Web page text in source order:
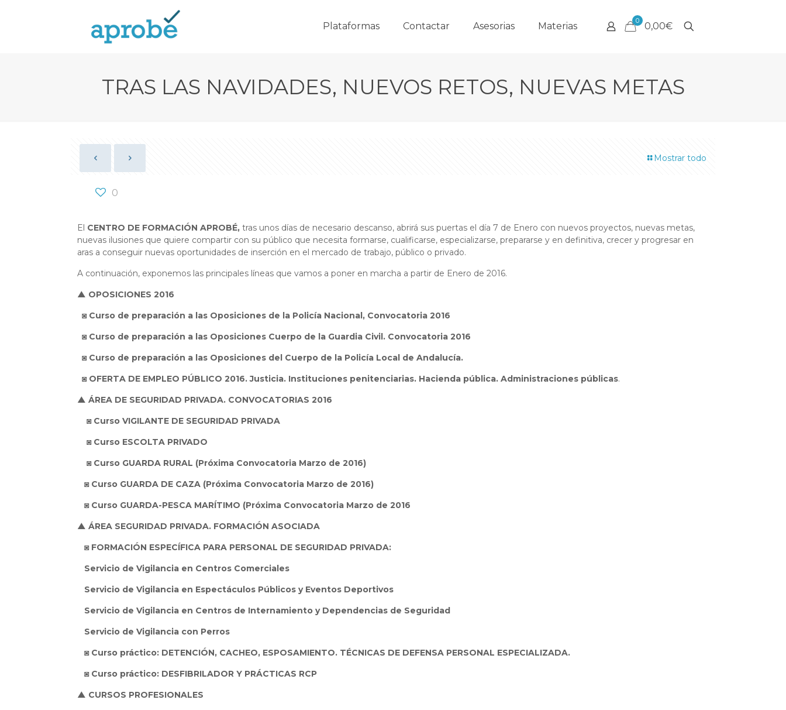
Plataformas Contactar Asesorias Materias 0 0,00€
TRAS LAS NAVIDADES, NUEVOS RETOS, NUEVAS METAS
Mostrar todo
0
El CENTRO DE FORMACIÓN APROBÉ,tras unos días de necesario descanso, abrirá sus puertas el día 7 de Enero con nuevos proyectos, nuevas metas,
nuevas ilusiones que quiere compartir con su público que necesita formarse, cualificarse, especializarse, prepararse y en definitiva, crecer y progresar en
aras a conseguir nuevas oportunidades de inserción en el mercado de trabajo, público o privado.
A continuación, exponemos las principales líneas que vamos a poner en marcha a partir de Enero de 2016.
▲ OPOSICIONES 2016
◙ Curso de preparación a las Oposiciones de la Policía Nacional, Convocatoria 2016
◙ Curso de preparación a las Oposiciones Cuerpo de la Guardia Civil. Convocatoria 2016
◙ Curso de preparación a las Oposiciones del Cuerpo de la Policía Local de Andalucía.
◙ OFERTA DE EMPLEO PÚBLICO 2016. Justicia. Instituciones penitenciarias. Hacienda pública. Administraciones públicas.
▲ ÁREA DE SEGURIDAD PRIVADA. CONVOCATORIAS 2016
◙ Curso VIGILANTE DE SEGURIDAD PRIVADA
◙ Curso ESCOLTA PRIVADO
◙ Curso GUARDA RURAL (Próxima Convocatoria Marzo de 2016)
◙ Curso GUARDA DE CAZA (Próxima Convocatoria Marzo de 2016)
◙ Curso GUARDA-PESCA MARÍTIMO (Próxima Convocatoria Marzo de 2016
▲ ÁREA SEGURIDAD PRIVADA. FORMACIÓN ASOCIADA
◙ FORMACIÓN ESPECÍFICA PARA PERSONAL DE SEGURIDAD PRIVADA:
Servicio de Vigilancia en Centros Comerciales
Servicio de Vigilancia en Espectáculos Públicos y Eventos Deportivos
Servicio de Vigilancia en Centros de Internamiento y Dependencias de Seguridad
Servicio de Vigilancia con Perros
◙ Curso práctico: DETENCIÓN, CACHEO, ESPOSAMIENTO. TÉCNICAS DE DEFENSA PERSONAL ESPECIALIZADA.
◙ Curso práctico: DESFIBRILADOR Y PRÁCTICAS RCP
▲ CURSOS PROFESIONALES